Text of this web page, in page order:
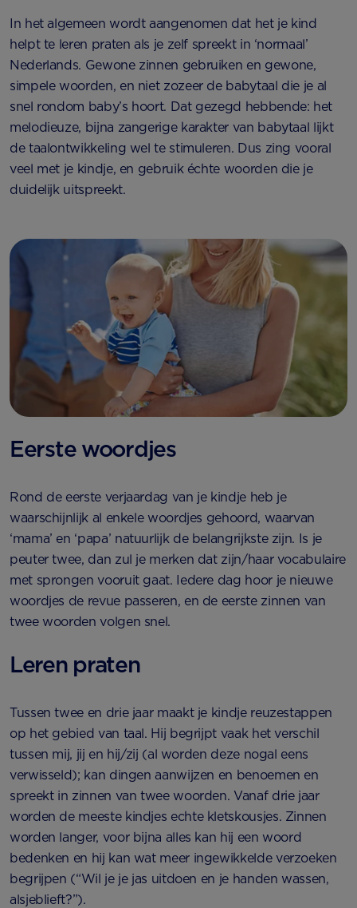
In het algemeen wordt aangenomen dat het je kind
helpt te leren praten als je zelf spreekt in ‘normaal’
Nederlands. Gewone zinnen gebruiken en gewone,
simpele woorden, en niet zozeer de babytaal die je al
snel rondom baby’s hoort. Dat gezegd hebbende: het
melodieuze, bijna zangerige karakter van babytaal lijkt
de taalontwikkeling wel te stimuleren. Dus zing vooral
veel met je kindje, en gebruik échte woorden die je
duidelijk uitspreekt.
Eerste woordjes
Rond de eerste verjaardag van je kindje heb je
waarschijnlijk al enkele woordjes gehoord, waarvan
‘mama’ en ‘papa’ natuurlijk de belangrijkste zijn. Is je
peuter twee, dan zul je merken dat zijn/haar vocabulaire
met sprongen vooruit gaat. Iedere dag hoor je nieuwe
woordjes de revue passeren, en de eerste zinnen van
twee woorden volgen snel.
Leren praten
Tussen twee en drie jaar maakt je kindje reuzestappen
op het gebied van taal. Hij begrijpt vaak het verschil
tussen mij, jij en hij/zij (al worden deze nogal eens
verwisseld); kan dingen aanwijzen en benoemen en
spreekt in zinnen van twee woorden. Vanaf drie jaar
worden de meeste kindjes echte kletskousjes. Zinnen
worden langer, voor bijna alles kan hij een woord
bedenken en hij kan wat meer ingewikkelde verzoeken
begrijpen (“Wil je je jas uitdoen en je handen wassen,
alsjeblieft?”).